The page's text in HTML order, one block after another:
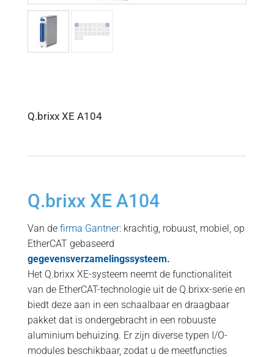
Q.brixx XE A104
Q.brixx XE A104
Van de firma Gantner: krachtig, robuust, mobiel, op
EtherCAT gebaseerd
gegevensverzamelingssysteem.
Het Q.brixx XE-systeem neemt de functionaliteit
van de EtherCAT-technologie uit de Q.brixx-serie en
biedt deze aan in een schaalbaar en draagbaar
pakket dat is ondergebracht in een robuuste
aluminium behuizing. Er zijn diverse typen I/O-
modules beschikbaar, zodat u de meetfuncties